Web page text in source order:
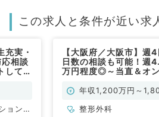
この求人と条件が近い求
充実・
相談
してい
ョン
【大阪府／大阪市】週
日数の相談も可能！週
万円程度◎～当直＆オ
（整形外科／常勤）
年収1,200万円～
整形外科